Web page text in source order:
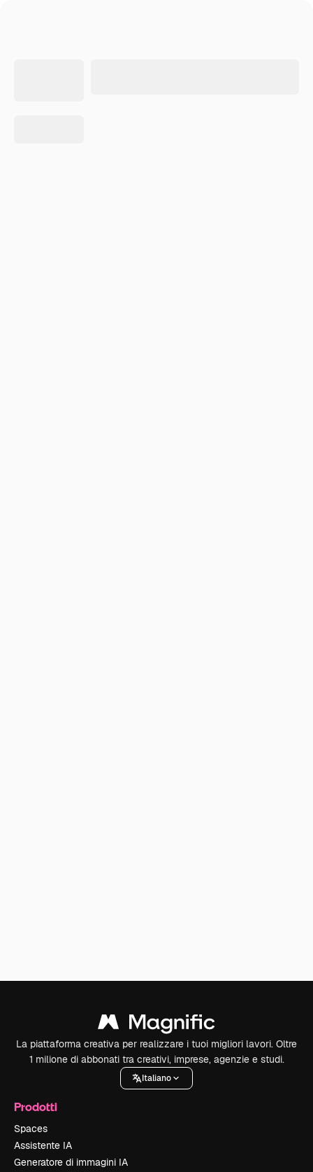
La piattaforma creativa per realizzare i tuoi migliori lavori. Oltre
1 milione di abbonati tra creativi, imprese, agenzie e studi.
Italiano
Prodotti
Spaces
Assistente IA
Generatore di immagini IA